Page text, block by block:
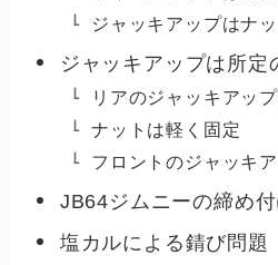
ジャッキアップはナ
ジャッキアップは所定
リアのジャッキアッ
ナットは軽く固定
フロントのジャッキ
JB64ジムニーの締め
塩カルによる錆び問題